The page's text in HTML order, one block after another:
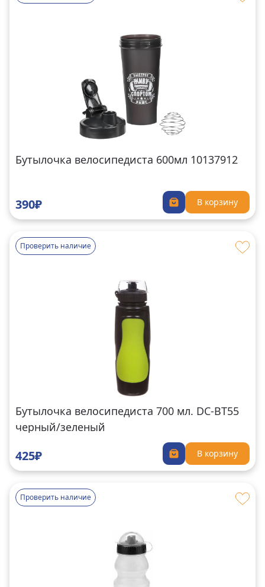
Бутылочка велосипедиста 600мл 10137912
390₽ В корзину
Проверить наличие
Бутылочка велосипедиста 700 мл. DC-BT55
черный/зеленый
425₽ В корзину
Проверить наличие